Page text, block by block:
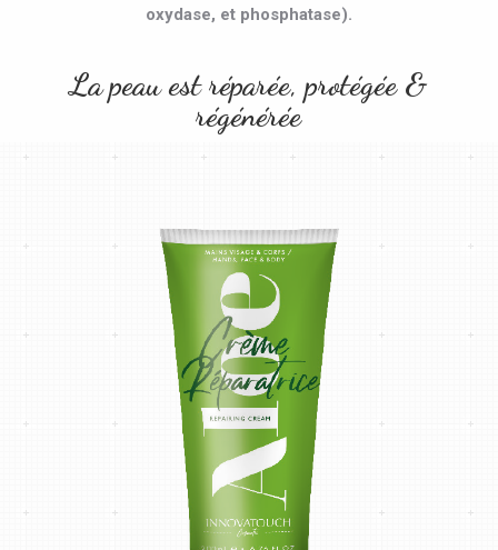
oxydase, et phosphatase).
La peau est réparée, protégée &
régénérée